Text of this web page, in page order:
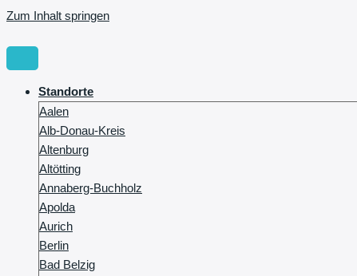
Zum Inhalt springen
Standorte
Aalen
Alb-Donau-Kreis
Altenburg
Altötting
Annaberg-Buchholz
Apolda
Aurich
Berlin
Bad Belzig